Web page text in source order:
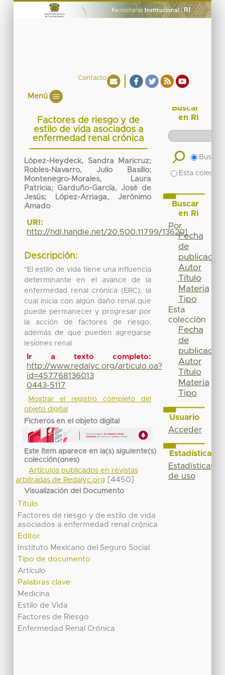
Contacto
Menú
Factores de riesgo y de
estilo de vida asociados a
enfermedad renal crónica
López-Heydeck, Sandra Maricruz;
Robles-Navarro, Julio Basilio;
Montenegro-Morales, Laura
Patricia; Garduño-García, José de
Jesús; López-Arriaga, Jerónimo
Amado
URI:
http://hdl.handle.net/20.500.11799/136201
Descripción:
"El estilo de vida tiene una influencia
determinante en el avance de la
enfermedad renal crónica (ERC), la
cual inicia con algún daño renal que
puede permanecer y progresar por
la acción de factores de riesgo,
además de que pueden agregarse
lesiones renal
Ir a texto completo:
http://www.redalyc.org/articulo.oa?
id=457768136013
0443-5117
Mostrar el registro completo del
objeto digital
Ficheros en el objeto digital
Este ítem aparece en la(s) siguiente(s)
colección(ones)
Artículos publicados en revistas
arbitradas de Redalyc.org
[4450]
Visualización del Documento
Título
Factores de riesgo y de estilo de vida
asociados a enfermedad renal crónica
Editor
Instituto Mexicano del Seguro Social
Tipo de documento
Artículo
Palabras clave
Medicina
Estilo de Vida
Factores de Riesgo
Enfermedad Renal Crónica
Buscar
en RI
Buscar
Esta
Buscar
en RI
Por
Fecha
de
publicación
Autor
Título
Materia
Tipo
Esta
colección
Fecha
de
publicación
Autor
Título
Materia
Tipo
Usuario
Acceder
Estadísticas
Estadísticas
de uso